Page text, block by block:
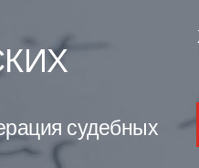
судебных